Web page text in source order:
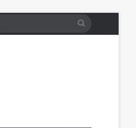
Pretraži